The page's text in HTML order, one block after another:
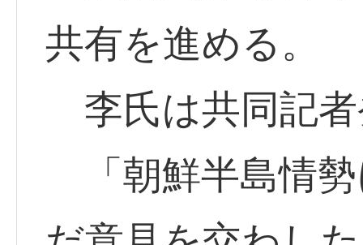
共有を進める。
李氏は共同記者
「朝鮮半島情